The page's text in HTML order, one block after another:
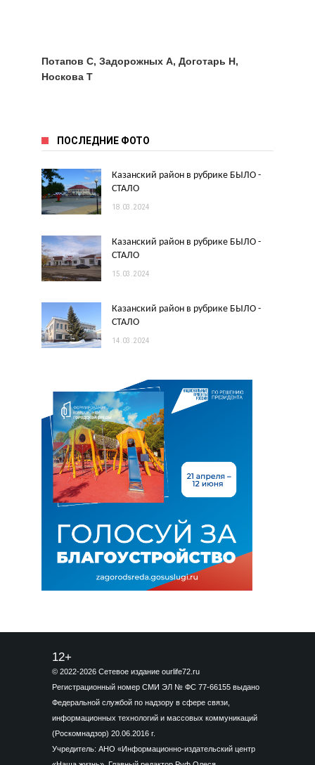
Потапов С, Задорожных А, Доготарь Н,
Носкова Т
ПОСЛЕДНИЕ ФОТО
Казанский район в рубрике БЫЛО -
СТАЛО
18.03.2024
Казанский район в рубрике БЫЛО -
СТАЛО
15.03.2024
Казанский район в рубрике БЫЛО -
СТАЛО
14.03.2024
12+
© 2022-2026 Сетевое издание ourlife72.ru
Регистрационный номер СМИ ЭЛ № ФС 77-66155 выдано
Федеральной службой по надзору в сфере связи,
информационных технологий и массовых коммуникаций
(Роскомнадзор) 20.06.2016 г.
Учредитель: АНО «Информационно-издательский центр